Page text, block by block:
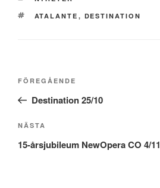
TAGGAR
ATALANTE , DESTINATION
Inläggsnavigering
Föregående
inlägg
FÖREGÅENDE
Destination 25/10
Nästa
inlägg
NÄSTA
15-årsjubileum NewOpera CO 4/11